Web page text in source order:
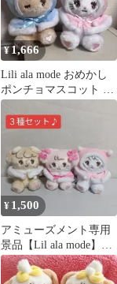
¥ 1,666
Lili ala mode おめかし
ポンチョマスコット ラ
テ ムース 2個セット
¥ 1,500
アミューズメント専用
景品【Lil ala mode】お
めかし♡ポンチョマス
コット